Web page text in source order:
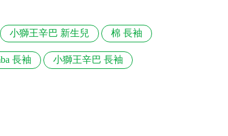
小獅王辛巴 新生兒 棉 長袖
長袖 小獅王辛巴 長袖